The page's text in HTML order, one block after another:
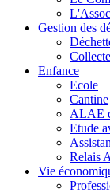
Gestion des
Enfance
Ecole
Cantine
ALAE
Etude
Relais
Vie